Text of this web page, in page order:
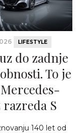
LIFESTYLE
do zadnje
To je
razreda S
140 let od